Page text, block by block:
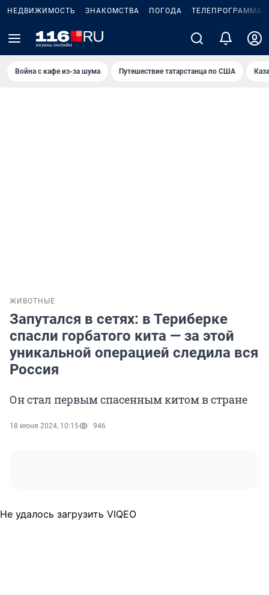
НЕДВИЖИМОСТЬ ЗНАКОМСТВА ПОГОДА ТЕЛЕПРОГРАММА
Война с кафе из-за шума Путешествие татарстанца по США
ЖИВОТНЫЕ
Запутался в сетях: в Териберке
спасли горбатого кита — за этой
уникальной операцией следила вся
Россия
Он стал первым спасенным китом в стране
18 июня 2024, 10:15 946
Не удалось загрузить VIQEO